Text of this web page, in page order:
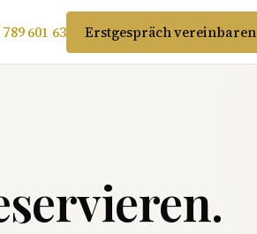
601 63 Erstgespräch vereinbaren